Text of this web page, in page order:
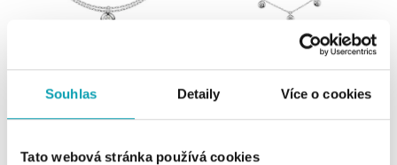
Souhlas Detaily Více o cookies
Tato webová stránka používá cookies
od 2 170 €